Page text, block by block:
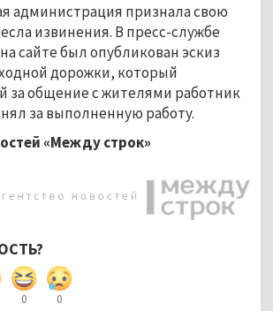
администрация признала свою
извинения. В пресс-службе
сайте был опубликован эскиз
дорожки, который
за общение с жителями работник
за выполненную работу.
«Между строк»
0 0